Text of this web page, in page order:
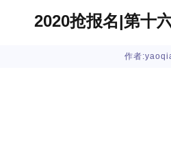
2020抢报名|第十
作者